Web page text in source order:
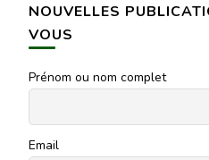
NOUVELLES
VOUS
Prénom ou nom complet
Email